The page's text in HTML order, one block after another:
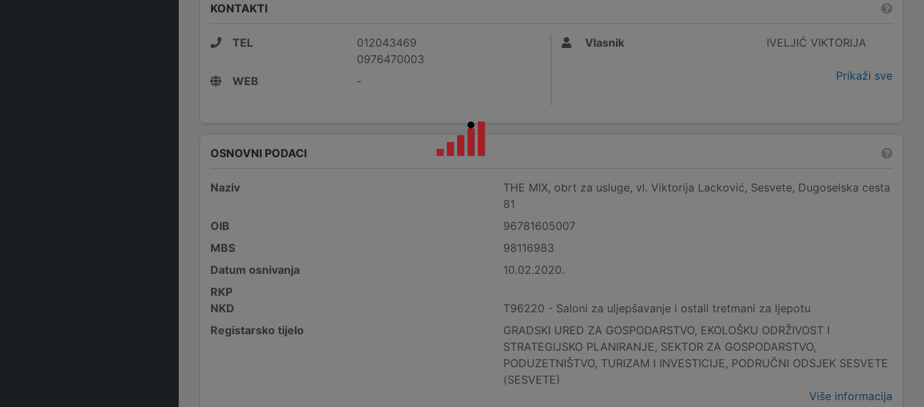
KONTAKTI
TEL
012043469
0976470003
WEB
-
Vlasnik IVELJIĆ VIKTORIJA
Prikaži sve
OSNOVNI PODACI
Naziv
THE MIX, obrt za usluge, vl. Viktorija Lacković, Sesvete, Dugoselska cesta
81
OIB
96781605007
MBS
98116983
Datum osnivanja
10.02.2020.
RKP
NKD
T96220 - Saloni za uljepšavanje i ostali tretmani za ljepotu
Registarsko tijelo
GRADSKI URED ZA GOSPODARSTVO, EKOLOŠKU ODRŽIVOST I
STRATEGIJSKO PLANIRANJE, SEKTOR ZA GOSPODARSTVO,
PODUZETNIŠTVO, TURIZAM I INVESTICIJE, PODRUČNI ODSJEK SESVETE
(SESVETE)
Više informacija